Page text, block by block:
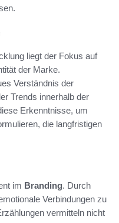
liegt der Fokus auf
der Marke.
Verständnis der
Trends innerhalb der
Erkenntnisse, um
die langfristigen
im Branding. Durch
Verbindungen zu
vermitteln nicht